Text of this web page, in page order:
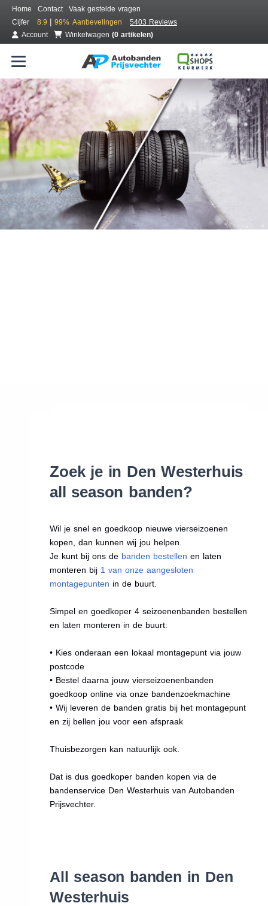
Home Contact
Vaak gestelde vragen
Cijfer
8.9 | 99% Aanbevelingen
5403 Reviews
Account
Winkelwagen (0 artikelen)
Bestel voordelig all season banden
Gratis bezorgd of montage bij jou in de buurt
Seizoen:
Merken:
Zoek je in Den Westerhuis
all season banden?
Wil je snel en goedkoop nieuwe vierseizoenen
kopen, dan kunnen wij jou helpen.
Je kunt bij ons de banden bestellen en laten
monteren bij 1 van onze aangesloten
montagepunten in de buurt.
Simpel en goedkoper 4 seizoenenbanden bestellen
en laten monteren in de buurt:
• Kies onderaan een lokaal montagepunt via jouw
postcode
• Bestel daarna jouw vierseizoenenbanden
goedkoop online via onze bandenzoekmachine
• Wij leveren de banden gratis bij het montagepunt
en zij bellen jou voor een afspraak
Thuisbezorgen kan natuurlijk ook.
Dat is dus goedkoper banden kopen via de
bandenservice Den Westerhuis van Autobanden
Prijsvechter.
All season banden in Den
Westerhuis